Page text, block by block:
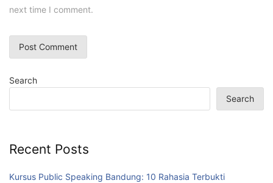
next time I comment.
Search
Search
Recent Posts
Kursus Public Speaking Bandung: 10 Rahasia Terbukti